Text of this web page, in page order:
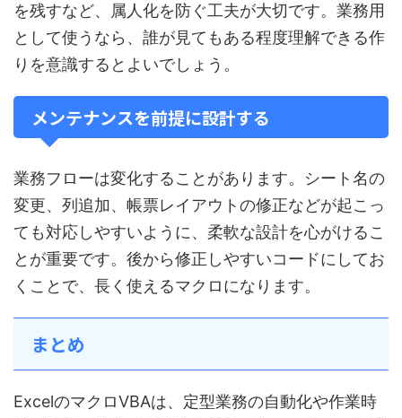
を残すなど、属人化を防ぐ工夫が大切です。業務用
として使うなら、誰が見てもある程度理解できる作
りを意識するとよいでしょう。
メンテナンスを前提に設計する
業務フローは変化することがあります。シート名の
変更、列追加、帳票レイアウトの修正などが起こっ
ても対応しやすいように、柔軟な設計を心がけるこ
とが重要です。後から修正しやすいコードにしてお
くことで、長く使えるマクロになります。
まとめ
ExcelのマクロVBAは、定型業務の自動化や作業時